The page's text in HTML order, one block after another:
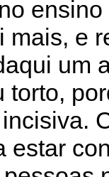
mais, e
um
torto,
estar